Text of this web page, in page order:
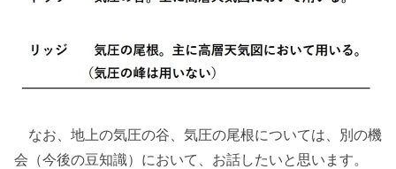
なお、地上の気圧の谷、気圧の尾根については、別の機
会（今後の豆知識）において、お話したいと思います。